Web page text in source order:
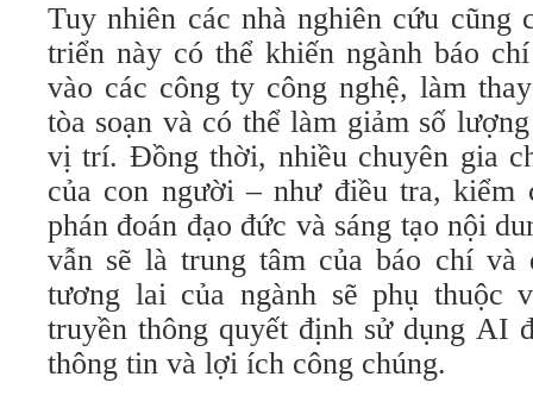
Tuy nhiên các nhà nghiên cứu cũng
triển này có thể khiến ngành báo
vào các công ty công nghệ, làm
tòa soạn và có thể làm giảm số
vị trí. Đồng thời, nhiều chuyên gia
của con người – như điều tra, kiểm
phán đoán đạo đức và sáng tạo nội
vẫn sẽ là trung tâm của báo chí và
tương lai của ngành sẽ phụ thuộc
truyền thông quyết định sử dụng AI
thông tin và lợi ích công chúng.